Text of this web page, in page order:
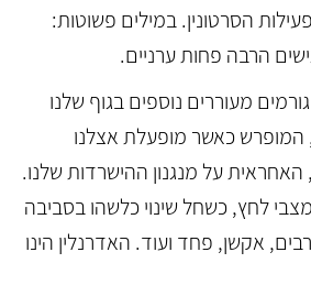
הסרטונין. במילים פשוטות:
הרבה פחות ערניים.
מעוררים נוספים בגוף שלנו
המופרש כאשר מופעלת אצלנו
על מנגנון ההישרדות שלנו.
לחץ, כשחל שינוי כלשהו בסביבה
רבים, אקשן, פחד ועוד. האדרנלין הינו